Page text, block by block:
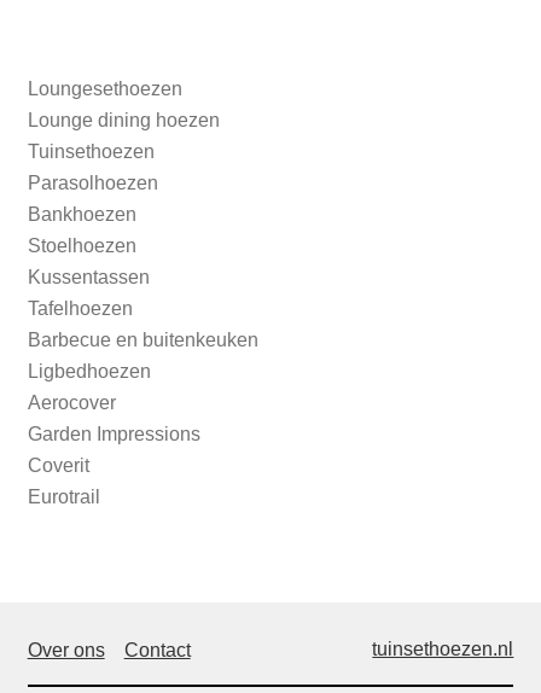
Loungesethoezen
Lounge dining hoezen
Tuinsethoezen
Parasolhoezen
Bankhoezen
Stoelhoezen
Kussentassen
Tafelhoezen
Barbecue en buitenkeuken
Ligbedhoezen
Aerocover
Garden Impressions
Coverit
Eurotrail
Over ons Contact tuinsethoezen.nl